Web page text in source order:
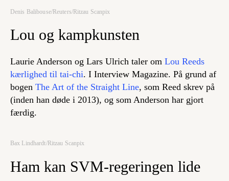
Denis Balibouse/Reuters/Ritzau Scanpix
Lou og kampkunsten
Laurie Anderson og Lars Ulrich taler om Lou Reeds
kærlighed til tai-chi. I Interview Magazine. På grund af
bogen The Art of the Straight Line, som Reed skrev på
(inden han døde i 2013), og som Anderson har gjort
færdig.
Bax Lindhardt/Ritzau Scanpix
Ham kan SVM-regeringen lide